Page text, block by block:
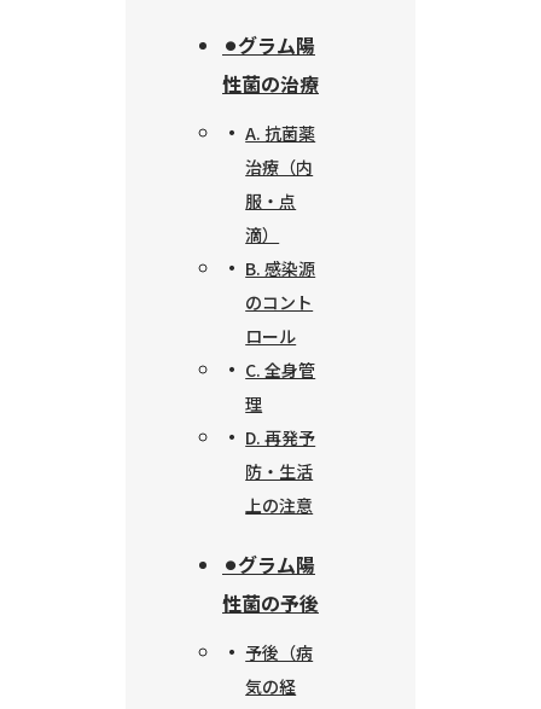
⚫︎グラム陽
性菌の治療
A. 抗菌薬
治療（内
服・点
滴）
B. 感染源
のコント
ロール
C. 全身管
理
D. 再発予
防・生活
上の注意
⚫︎グラム陽
性菌の予後
予後（病
気の経